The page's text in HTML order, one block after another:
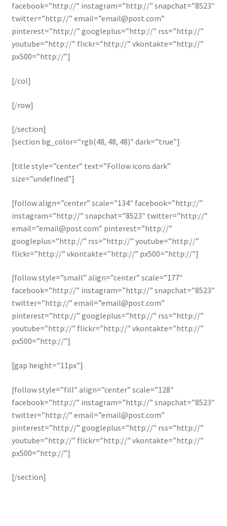
facebook=”http://” instagram=”http://” snapchat=”8523″
twitter=”http://” email=”email@post.com”
pinterest=”http://” googleplus=”http://” rss=”http://”
youtube=”http://” flickr=”http://” vkontakte=”http://”
px500=”http://”]
[/col]
[/row]
[/section]
[section bg_color=”rgb(48, 48, 48)” dark=”true”]
[title style=”center” text=”Follow icons dark”
size=”undefined”]
[follow align=”center” scale=”134″ facebook=”http://”
instagram=”http://” snapchat=”8523″ twitter=”http://”
email=”email@post.com” pinterest=”http://”
googleplus=”http://” rss=”http://” youtube=”http://”
flickr=”http://” vkontakte=”http://” px500=”http://”]
[follow style=”small” align=”center” scale=”177″
facebook=”http://” instagram=”http://” snapchat=”8523″
twitter=”http://” email=”email@post.com”
pinterest=”http://” googleplus=”http://” rss=”http://”
youtube=”http://” flickr=”http://” vkontakte=”http://”
px500=”http://”]
[gap height=”11px”]
[follow style=”fill” align=”center” scale=”128″
facebook=”http://” instagram=”http://” snapchat=”8523″
twitter=”http://” email=”email@post.com”
pinterest=”http://” googleplus=”http://” rss=”http://”
youtube=”http://” flickr=”http://” vkontakte=”http://”
px500=”http://”]
[/section]